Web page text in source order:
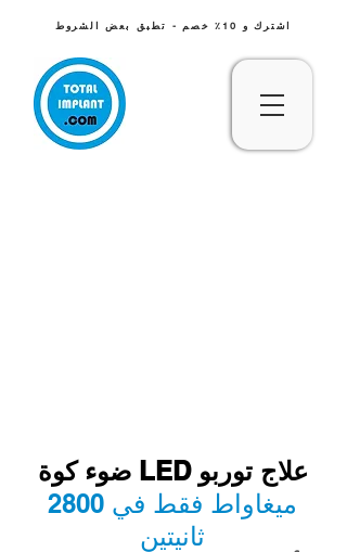
اشترك و 10٪ خصم - تطبق بعض الشروط
ضوء كوة LED علاج توربو
2800 ميغاواط فقط في
ثانيتين